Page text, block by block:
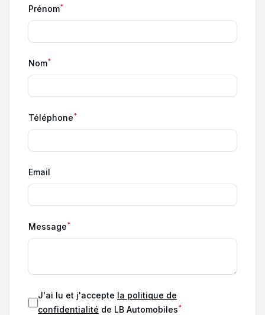
Prénom*
Nom*
Téléphone*
Email
Message*
J'ai lu et j'accepte la politique de
confidentialité de LB Automobiles*